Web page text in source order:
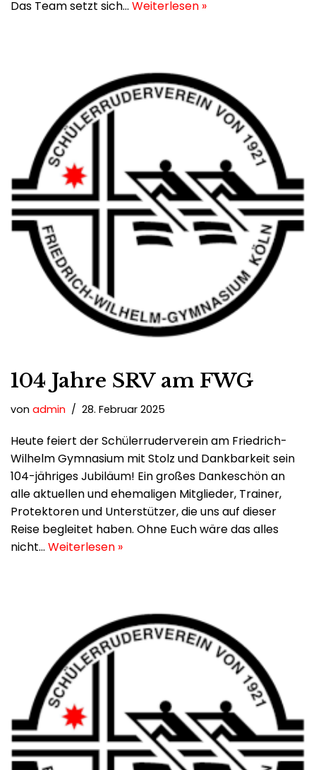
Das Team setzt sich… Weiterlesen »
104 Jahre SRV am FWG
von admin 28. Februar 2025
Heute feiert der Schülerruderverein am Friedrich-
Wilhelm Gymnasium mit Stolz und Dankbarkeit sein
104-jähriges Jubiläum! Ein großes Dankeschön an
alle aktuellen und ehemaligen Mitglieder, Trainer,
Protektoren und Unterstützer, die uns auf dieser
Reise begleitet haben. Ohne Euch wäre das alles
nicht… Weiterlesen »